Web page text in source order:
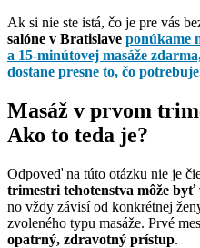
Ak si nie ste istá, čo je pre vás
salóne v Bratislave ponúkame
a 15-minútovej masáže
dostane presne to, čo
Masáž v prvom
Ako to teda je?
Odpoveď na túto otázku nie je
trimestri tehotenstva môže
no vždy závisí od konkrétnej
zvoleného typu masáže. Prvé
opatrný, zdravotný prístup.